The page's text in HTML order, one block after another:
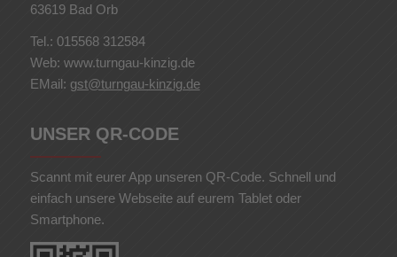
63619 Bad Orb
Tel.: 015568 312584
Web: www.turngau-kinzig.de
EMail: gst@turngau-kinzig.de
UNSER QR-CODE
Scannt mit eurer App unseren QR-Code. Schnell und
einfach unsere Webseite auf eurem Tablet oder
Smartphone.